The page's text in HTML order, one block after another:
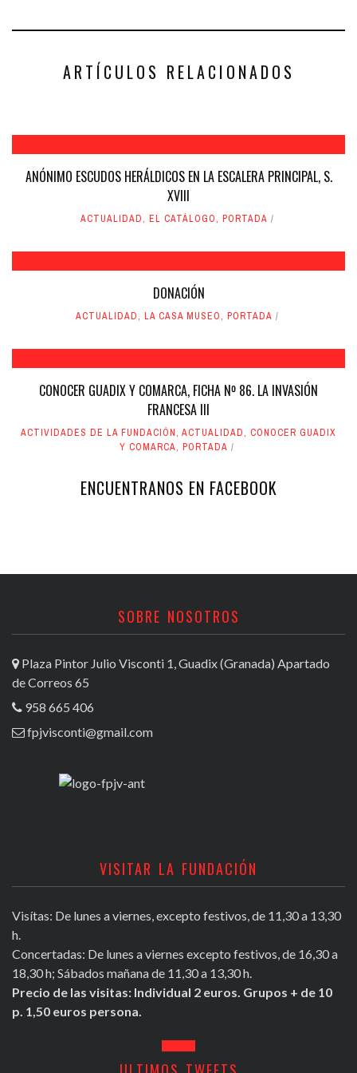
en en
ARTÍCULOS RELACIONADOS
ANÓNIMO ESCUDOS HERÁLDICOS EN LA ESCALERA PRINCIPAL, S.
XVIII
ACTUALIDAD, EL CATÁLOGO, PORTADA
DONACIÓN
ACTUALIDAD, LA CASA MUSEO, PORTADA
CONOCER GUADIX Y COMARCA, FICHA Nº 86. LA INVASIÓN
FRANCESA III
ACTIVIDADES DE LA FUNDACIÓN, ACTUALIDAD, CONOCER GUADIX
Y COMARCA, PORTADA
ENCUENTRANOS EN FACEBOOK
SOBRE NOSOTROS
Plaza Pintor Julio Visconti 1, Guadix (Granada) Apartado
de Correos 65
958 665 406
fpjvisconti@gmail.com
VISITAR LA FUNDACIÓN
Visítas: De lunes a viernes, excepto festivos, de 11,30 a 13,30
h.
Concertadas: De lunes a viernes excepto festivos, de 16,30 a
18,30 h; Sábados mañana de 11,30 a 13,30 h.
Precio de las visitas: Individual 2 euros. Grupos + de 10
p. 1,50 euros persona.